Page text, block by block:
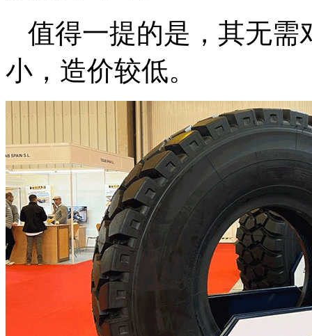
值得一提的是，其无需
小，造价较低。